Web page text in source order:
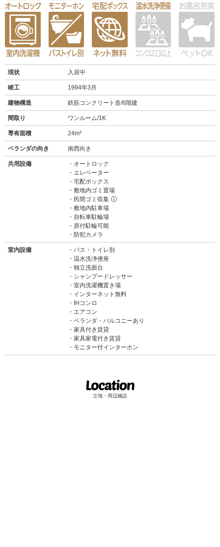
現状 入居中
竣工 1994年3月
建物構造 鉄筋コンクリート造/6階建
間取り ワンルーム/1K
専有面積 24m²
ベランダの向き 南西向き
共用設備
オートロック
エレベーター
宅配ボックス
敷地内ゴミ置場
民間ゴミ収集 ⓘ
敷地内駐車場
自転車駐輪場
原付駐輪可能
防犯カメラ
室内設備
バス・トイレ別
温水洗浄便座
独立洗面台
シャンプードレッサー
室内洗濯機置き場
インターネット無料
IHコンロ
エアコン
ベランダ・バルコニーあり
家具付き賃貸
家具家電付き賃貸
モニター付インターホン
立地・周辺施設